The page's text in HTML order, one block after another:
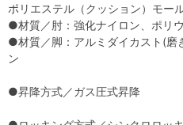
ポリエステル（クッション）モー
●材質／肘：強化ナイロン、ポリ
●材質／脚：アルミダイカスト(磨
ン
●昇降方式／ガス圧式昇降